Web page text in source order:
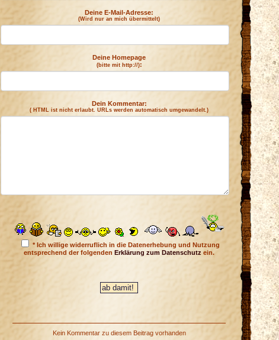
Deine E-Mail-Adresse:
(Wird nur an mich übermittelt)
Deine Homepage
(bitte mit http://):
Dein Kommentar:
( HTML ist nicht erlaubt. URLs werden automatisch umgewandelt.)
* Ich willige widerruflich in die Datenerhebung und Nutzung
entsprechend der folgenden Erklärung zum Datenschutz ein.
Kein Kommentar zu diesem Beitrag vorhanden